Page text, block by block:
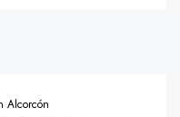
Alcorcón